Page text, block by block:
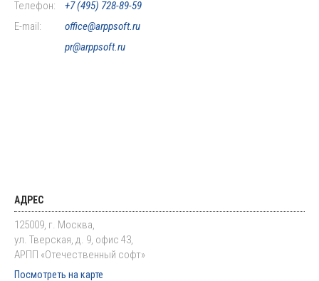
Телефон:
+7 (495) 728-89-59
E-mail:
office@arppsoft.ru
pr@arppsoft.ru
АДРЕС
125009, г. Москва,
ул. Тверская, д. 9, офис 43,
АРПП «Отечественный софт»
Посмотреть на карте